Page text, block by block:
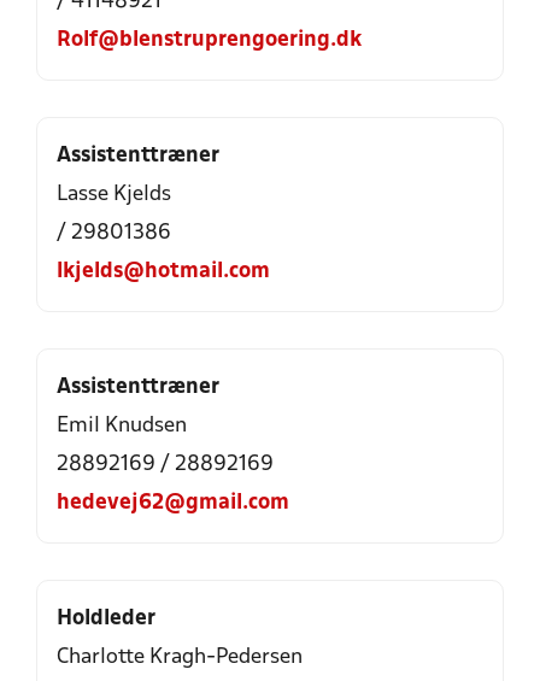
Rolf@blenstruprengoering.dk
Assistenttræner
Lasse Kjelds
/ 29801386
lkjelds@hotmail.com
Assistenttræner
Emil Knudsen
28892169 / 28892169
hedevej62@gmail.com
Holdleder
Charlotte Kragh-Pedersen